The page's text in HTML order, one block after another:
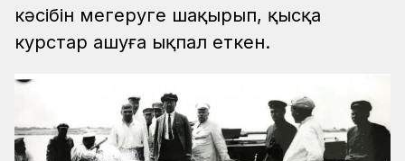
кәсібін меңгеруге шақырып, қысқа
курстар ашуға ықпал еткен.